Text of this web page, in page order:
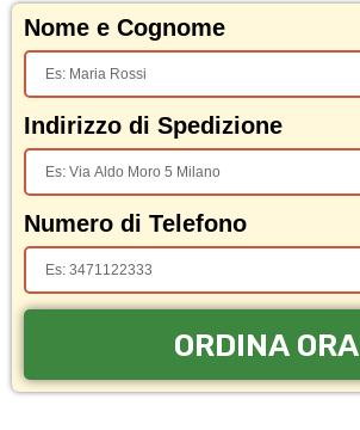
Nome e Cognome
Indirizzo di Spedizione
Numero di Telefono
ORDINA ORA